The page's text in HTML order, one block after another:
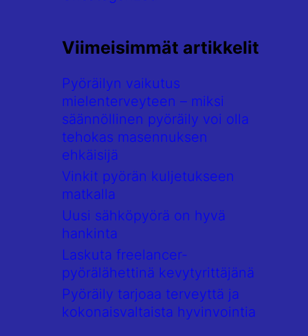
Viimeisimmät artikkelit
Pyöräilyn vaikutus
mielenterveyteen – miksi
säännöllinen pyöräily voi olla
tehokas masennuksen
ehkäisijä
Vinkit pyörän kuljetukseen
matkalla
Uusi sähköpyörä on hyvä
hankinta
Laskuta freelancer-
pyörälähettinä kevytyrittäjänä
Pyöräily tarjoaa terveyttä ja
kokonaisvaltaista hyvinvointia